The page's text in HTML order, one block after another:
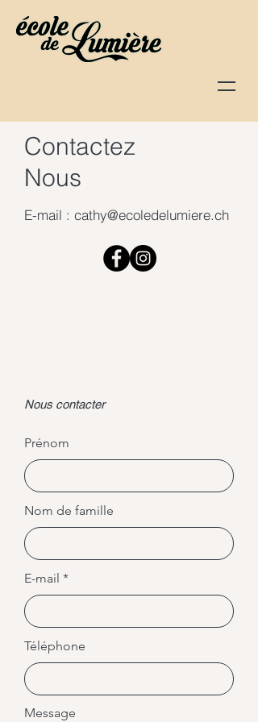
Contactez
Nous
E-mail : cathy@ecoledelumiere.ch
Nous contacter
Prénom
Nom de famille
E-mail
Téléphone
Message